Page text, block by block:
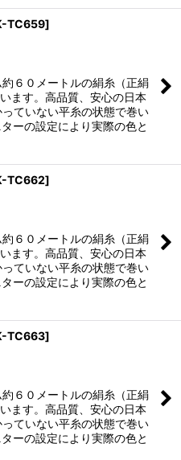
TC659]
６０メートルの絹糸（正絹
ます。高品質、安心の日本
ていない平糸の状態で巻い
ーの設定により実際の色と
TC662]
６０メートルの絹糸（正絹
ます。高品質、安心の日本
ていない平糸の状態で巻い
ーの設定により実際の色と
TC663]
６０メートルの絹糸（正絹
ます。高品質、安心の日本
ていない平糸の状態で巻い
ーの設定により実際の色と